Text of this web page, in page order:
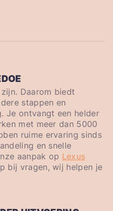
Daarom biedt
stappen en
Je ontvangt een helder
met meer dan 5000
ruime ervaring sinds
en snelle
aanpak op Lexus
bij vragen, wij helpen je